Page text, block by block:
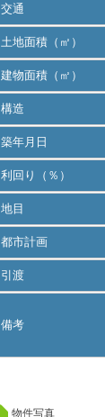
交通
土地面積（㎡）
建物面積（㎡）
構造
築年月日
利回り（％）
地目
都市計画
引渡
備考
物件写真